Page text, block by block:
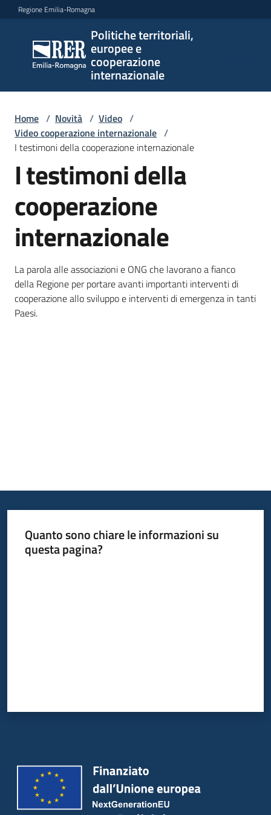
Vai al contenuto
Vai alla navigazione
Vai al footer
Regione Emilia-Romagna
Politiche territoriali,
europee e
cooperazione
internazionale
Politiche
territoriali,
europee e
cooperazione
Argomenti
Novità
Leggi
Atti
Bandi
Seguici
Home / Novità / Video /
Video cooperazione internazionale /
I testimoni della cooperazione internazionale
I testimoni della
cooperazione
internazionale
La parola alle associazioni e ONG che lavorano a fianco
della Regione per portare avanti importanti interventi di
cooperazione allo sviluppo e interventi di emergenza in tanti
Paesi.
Quanto sono chiare le informazioni su
questa pagina?